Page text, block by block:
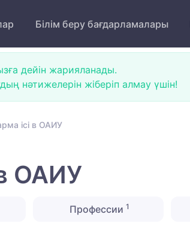
Білім беру бағдарламалары
дейін жарияланады.
нәтижелерін жіберіп алмау үшін!
ісі в ОАИУ
ОАИУ
Профессии 1